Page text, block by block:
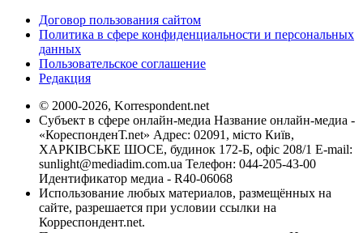
Договор пользования сайтом
Политика в сфере конфиденциальности и персональных
данных
Пользовательское соглашение
Редакция
© 2000-2026, Korrespondent.net
Субъект в сфере онлайн-медиа Название онлайн-медиа -
«КореспонденТ.net» Адрес: 02091, місто Київ,
ХАРКІВСЬКЕ ШОСЕ, будинок 172-Б, офіс 208/1 E-mail:
sunlight@mediadim.com.ua Телефон: 044-205-43-00
Идентификатор медиа - R40-06068
Использование любых материалов, размещённых на
сайте, разрешается при условии ссылки на
Корреспондент.net.